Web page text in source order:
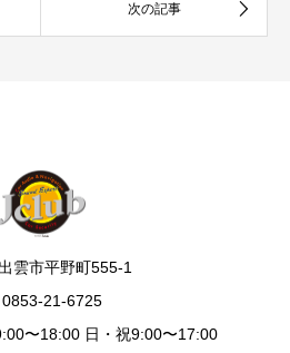
雲市平野町555-1
21-6725
〜18:00 日・祝9:00〜17:00